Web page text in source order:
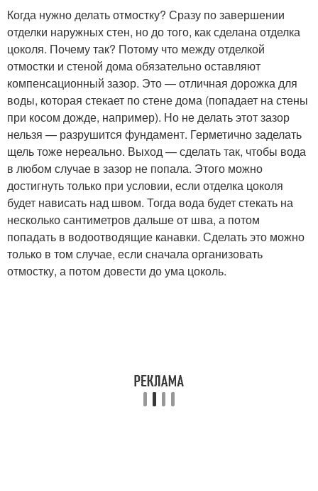
Когда нужно делать отмостку? Сразу по завершении
отделки наружных стен, но до того, как сделана отделка
цоколя. Почему так? Потому что между отделкой
отмостки и стеной дома обязательно оставляют
компенсационный зазор. Это — отличная дорожка для
воды, которая стекает по стене дома (попадает на стены
при косом дожде, например). Но не делать этот зазор
нельзя — разрушится фундамент. Герметично заделать
щель тоже нереально. Выход — сделать так, чтобы вода
в любом случае в зазор не попала. Этого можно
достигнуть только при условии, если отделка цоколя
будет нависать над швом. Тогда вода будет стекать на
несколько сантиметров дальше от шва, а потом
попадать в водоотводящие канавки. Сделать это можно
только в том случае, если сначала организовать
отмостку, а потом довести до ума цоколь.